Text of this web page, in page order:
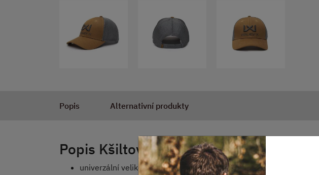
Popis Alternativní produkty
Popis Kšiltovka WILEY X COYOTE/ŠEDÁ
univerzální velikost